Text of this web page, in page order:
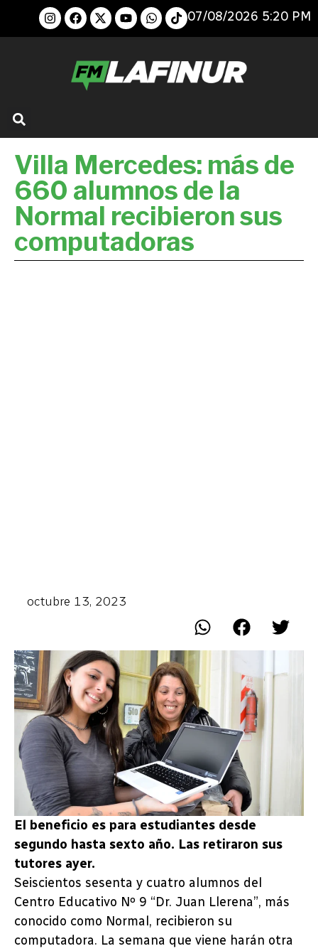
07/08/2026 5:20 PM
Villa Mercedes: más de
660 alumnos de la
Normal recibieron sus
computadoras
octubre 13, 2023
El beneficio es para estudiantes desde
segundo hasta sexto año. Las retiraron sus
tutores ayer.
Seiscientos sesenta y cuatro alumnos del
Centro Educativo Nº 9 “Dr. Juan Llerena”, más
conocido como Normal, recibieron su
computadora. La semana que viene harán otra